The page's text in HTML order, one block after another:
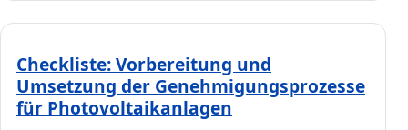
Checkliste: Vorbereitung und
Umsetzung der Genehmigungsprozesse
für Photovoltaikanlagen